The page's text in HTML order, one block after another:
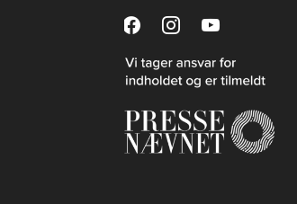
facebookinstagramyoutube